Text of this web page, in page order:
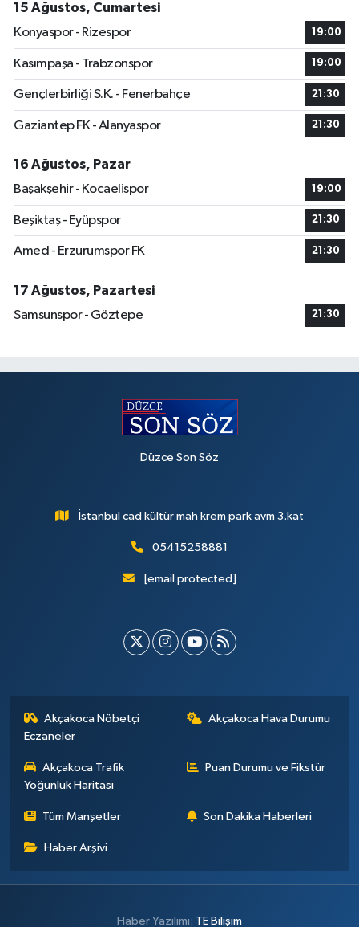
15 Ağustos, Cumartesi
Konyaspor - Rizespor
19:00
Kasımpaşa - Trabzonspor 19:00
Gençlerbirliği S.K. - Fenerbahçe 21:30
Gaziantep FK - Alanyaspor 21:30
16 Ağustos, Pazar
Başakşehir - Kocaelispor
19:00
Beşiktaş - Eyüpspor 21:30
Amed - Erzurumspor FK 21:30
17 Ağustos, Pazartesi
Samsunspor - Göztepe
21:30
Düzce Son Söz
İstanbul cad kültür mah krem park avm 3.kat
05415258881
[email protected]
Akçakoca Nöbetçi
Eczaneler
Akçakoca Hava Durumu
Akçakoca Trafik
Yoğunluk Haritası
Puan Durumu ve Fikstür
Tüm Manşetler Son Dakika Haberleri
Haber Arşivi
Haber Yazılımı: TE Bilişim